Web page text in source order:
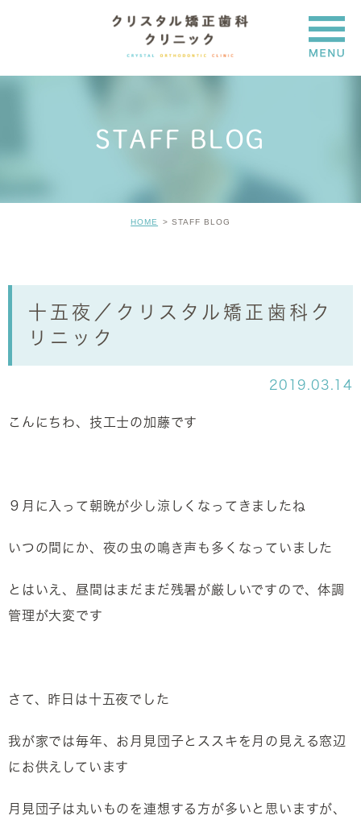
STAFF BLOG
HOME STAFF BLOG
十五夜／クリスタル矯正歯科ク
リニック
2019.03.14
こんにちわ、技工士の加藤です
９月に入って朝晩が少し涼しくなってきましたね
いつの間にか、夜の虫の鳴き声も多くなっていました
とはいえ、昼間はまだまだ残暑が厳しいですので、体調
管理が大変です
さて、昨日は十五夜でした
我が家では毎年、お月見団子とススキを月の見える窓辺
にお供えしています
月見団子は丸いものを連想する方が多いと思いますが、